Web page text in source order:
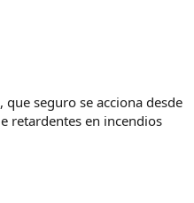
seguro se acciona desde
retardentes en incendios